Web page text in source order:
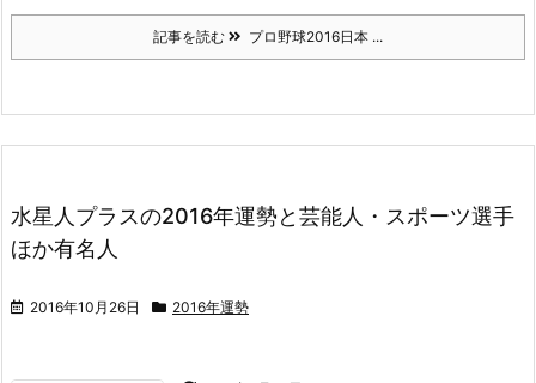
記事を読む プロ野球2016日本 ...
水星人プラスの2016年運勢と芸能人・スポーツ選手
ほか有名人
2016年10月26日 2016年運勢